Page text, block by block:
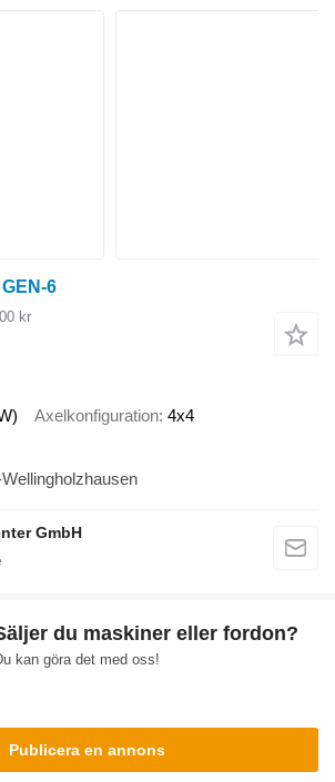
6
kr
Axelkonfiguration 4x4
GmbH
du maskiner eller fordon?
kan göra det med oss!
Publicera en annons